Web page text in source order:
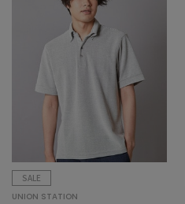
SALE
UNION STATION